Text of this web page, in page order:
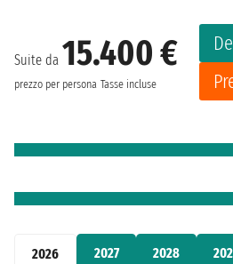
2026 2027 2028
Suite da 15.400 €
prezzo per persona Tasse incluse